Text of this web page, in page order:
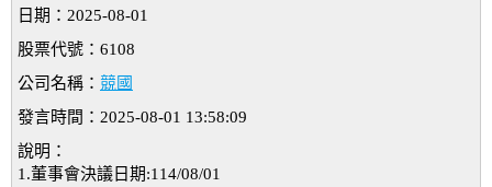
日期：2025-08-01
股票代號：6108
公司名稱： 競國
發言時間：2025-08-01 13:58:09
說明：
1.董事會決議日期:114/08/01